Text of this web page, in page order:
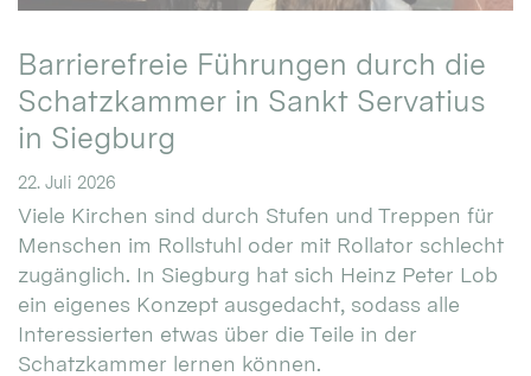
Barrierefreie Führungen durch die
Schatzkammer in Sankt Servatius
in Siegburg
22. Juli 2026
Viele Kirchen sind durch Stufen und Treppen für
Menschen im Rollstuhl oder mit Rollator schlecht
zugänglich. In Siegburg hat sich Heinz Peter Lob
ein eigenes Konzept ausgedacht, sodass alle
Interessierten etwas über die Teile in der
Schatzkammer lernen können.